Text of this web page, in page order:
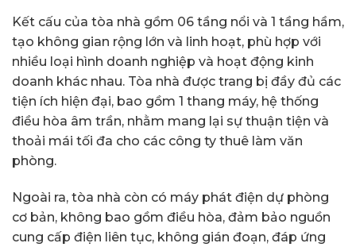
Kết cấu của tòa nhà gồm 06 tầng nổi và 1 tầng hầm,
tạo không gian rộng lớn và linh hoạt, phù hợp với
nhiều loại hình doanh nghiệp và hoạt động kinh
doanh khác nhau. Tòa nhà được trang bị đầy đủ các
tiện ích hiện đại, bao gồm 1 thang máy, hệ thống
điều hòa âm trần, nhằm mang lại sự thuận tiện và
thoải mái tối đa cho các công ty thuê làm văn
phòng.
Ngoài ra, tòa nhà còn có máy phát điện dự phòng
cơ bản, không bao gồm điều hòa, đảm bảo nguồn
cung cấp điện liên tục, không gián đoạn, đáp ứng